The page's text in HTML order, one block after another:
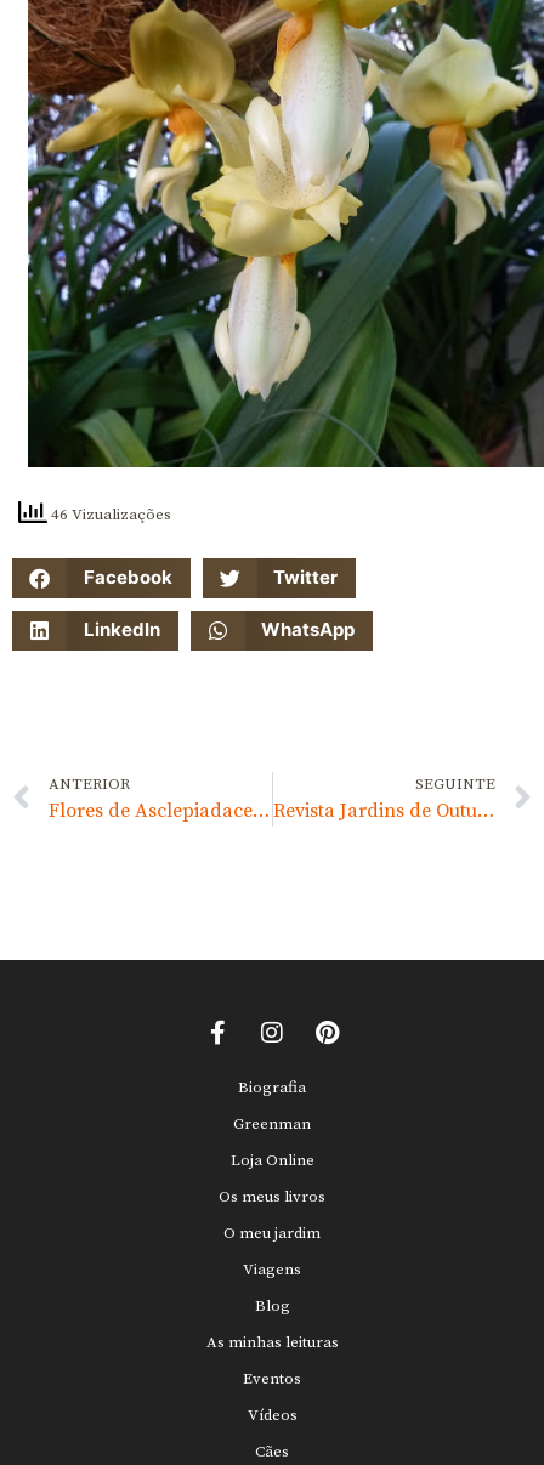
46 Vizualizações
Facebook Twitter
LinkedIn WhatsApp
ANTERIOR
Flores de Asclepiadaceae
SEGUINTE
Revista Jardins de Outubro de 2015
Biografia
Greenman
Loja Online
Os meus livros
O meu jardim
Viagens
Blog
As minhas leituras
Eventos
Vídeos
Cães